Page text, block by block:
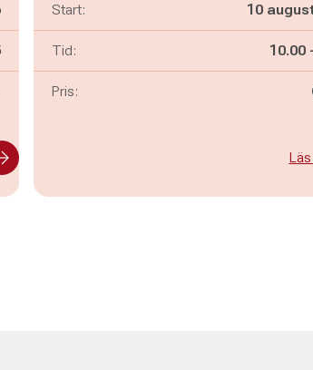
Start: 10
Tid: Pågår
10.00
Pris: